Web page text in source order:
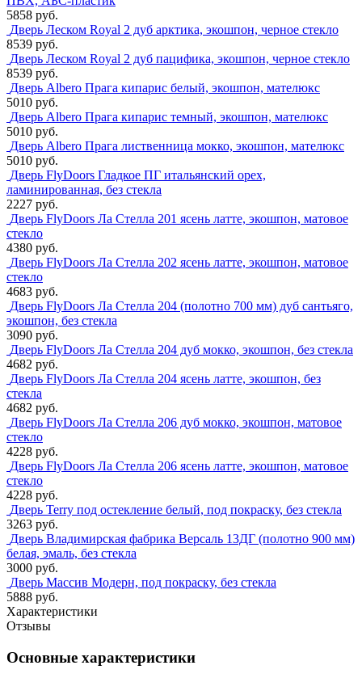
5858 руб.
Дверь Леском Royal 2 дуб арктика, экошпон, черное стекло
8539 руб.
Дверь Леском Royal 2 дуб пацифика, экошпон, черное стекло
8539 руб.
Дверь Albero Прага кипарис белый, экошпон, мателюкс
5010 руб.
Дверь Albero Прага кипарис темный, экошпон, мателюкс
5010 руб.
Дверь Albero Прага лиственница мокко, экошпон, мателюкс
5010 руб.
Дверь FlyDoors Гладкое ПГ итальянский орех,
ламинированная, без стекла
2227 руб.
Дверь FlyDoors Ла Стелла 201 ясень латте, экошпон, матовое
стекло
4380 руб.
Дверь FlyDoors Ла Стелла 202 ясень латте, экошпон, матовое
стекло
4683 руб.
Дверь FlyDoors Ла Стелла 204 (полотно 700 мм) дуб сантьяго,
экошпон, без стекла
3090 руб.
Дверь FlyDoors Ла Стелла 204 дуб мокко, экошпон, без стекла
4682 руб.
Дверь FlyDoors Ла Стелла 204 ясень латте, экошпон, без
стекла
4682 руб.
Дверь FlyDoors Ла Стелла 206 дуб мокко, экошпон, матовое
стекло
4228 руб.
Дверь FlyDoors Ла Стелла 206 ясень латте, экошпон, матовое
стекло
4228 руб.
Дверь Terry под остекление белый, под покраску, без стекла
3263 руб.
Дверь Владимирская фабрика Версаль 13ДГ (полотно 900 мм)
белая, эмаль, без стекла
3000 руб.
Дверь Массив Модерн, под покраску, без стекла
5888 руб.
Характеристики
Отзывы
Основные характеристики